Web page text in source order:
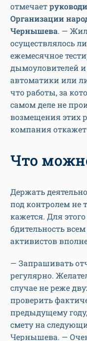
отмечает
Организации
Чернышева. —
осуществлялось
ежемесячное
дымоуловителей
автоматики или
что работы, за
самом деле не
возмещения этих
компания
Что
Держать
под контролем не
кажется. Для
бдительность
активистов
— Запрашивать
регулярно.
случае не реже
проверить
предыдущему
смету на
Чернышева. —